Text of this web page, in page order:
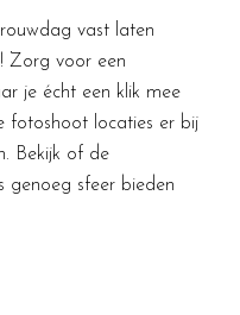
vast laten
Zorg voor een
je écht een klik mee
fotoshoot locaties er bij
Bekijk of de
genoeg sfeer bieden